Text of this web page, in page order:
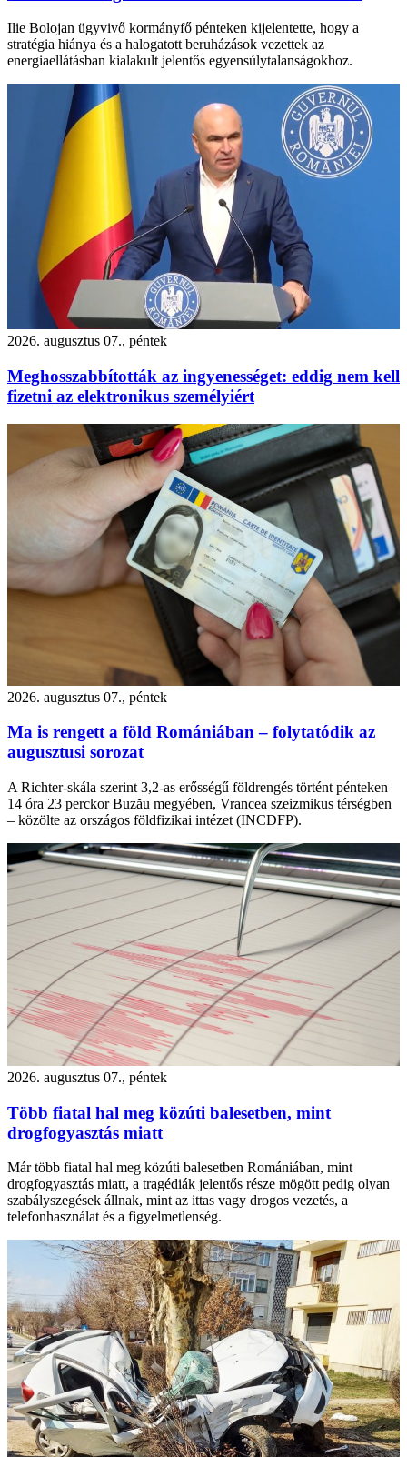
Ilie Bolojan ügyvivő kormányfő pénteken kijelentette, hogy a
stratégia hiánya és a halogatott beruházások vezettek az
energiaellátásban kialakult jelentős egyensúlytalanságokhoz.
2026. augusztus 07., péntek
Meghosszabbították az ingyenességet: eddig nem kell
fizetni az elektronikus személyiért
2026. augusztus 07., péntek
Ma is rengett a föld Romániában – folytatódik az
augusztusi sorozat
A Richter-skála szerint 3,2-as erősségű földrengés történt pénteken
14 óra 23 perckor Buzău megyében, Vrancea szeizmikus térségben
– közölte az országos földfizikai intézet (INCDFP).
2026. augusztus 07., péntek
Több fiatal hal meg közúti balesetben, mint
drogfogyasztás miatt
Már több fiatal hal meg közúti balesetben Romániában, mint
drogfogyasztás miatt, a tragédiák jelentős része mögött pedig olyan
szabályszegések állnak, mint az ittas vagy drogos vezetés, a
telefonhasználat és a figyelmetlenség.